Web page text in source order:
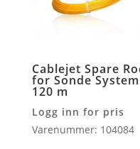
Cablejet Spare
for Sonde System
120 m
Logg inn for pris
Varenummer: 104084